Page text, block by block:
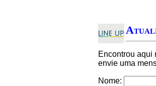
Encontrou aqui
envie uma
Nome: